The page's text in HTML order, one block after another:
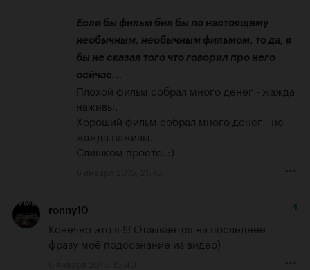
Если бы фильм бил бы по настоящему
необычным, необычным фильмом, то да, я
бы не сказал того что говорил про него
сейчас...
Плохой фильм собрал много денег - жажда
наживы.
Хороший фильм собрал много денег - не
жажда наживы.
Слишком просто. :)
ronny10 4
Конечно это я !!! Отзывается на последнее
фразу моё подсознание из видео)